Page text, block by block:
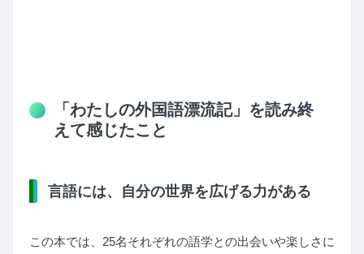
「わたしの外国語漂流記」を読み終
えて感じたこと
言語には、自分の世界を広げる力がある
この本では、25名それぞれの語学との出会いや楽しさに